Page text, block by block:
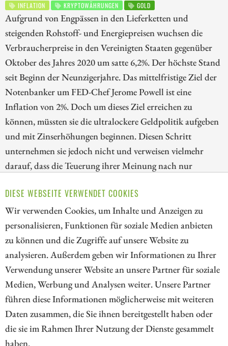
DIESE WEBSEITE VERWENDET COOKIES
Wir verwenden Cookies, um Inhalte und Anzeigen zu
personalisieren, Funktionen für soziale Medien anbieten
zu können und die Zugriffe auf unsere Website zu
analysieren. Außerdem geben wir Informationen zu Ihrer
Verwendung unserer Website an unsere Partner für soziale
Medien, Werbung und Analysen weiter. Unsere Partner
führen diese Informationen möglicherweise mit weiteren
Daten zusammen, die Sie ihnen bereitgestellt haben oder
die sie im Rahmen Ihrer Nutzung der Dienste gesammelt
haben.
INFLATION KRYPTOWÄHRUNGEN GOLD
Aufgrund von Engpässen in den Lieferketten und
steigenden Rohstoff- und Energiepreisen wuchsen die
Verbraucherpreise in den Vereinigten Staaten gegenüber
Oktober des Jahres 2020 um satte 6,2%. Der höchste Stand
seit Beginn der Neunzigerjahre. Das mittelfristige Ziel der
Notenbanker um FED-Chef Jerome Powell ist eine
Inflation von 2%. Doch um dieses Ziel erreichen zu
können, müssten sie die ultralockere Geldpolitik aufgeben
und mit Zinserhöhungen beginnen. Diesen Schritt
unternehmen sie jedoch nicht und verweisen vielmehr
darauf, dass die Teuerung ihrer Meinung nach nur
defensiven Verhalten sind Aktien, Kryptowährungen und
Edelmetalle.
ZUM KOMMENTAR
// kapitalerhoehungen.de - © 2026 - Die Informationsplattform für
Investoren und Unternehmen rund um Kapitalerhöhung, Kapitalmarkt
und Unternehmensfinanzierung